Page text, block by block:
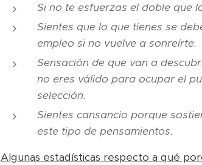
Si no te esfuerzas el doble que
Sientes que lo que tienes se
empleo si no vuelve a sonreírte.
Sensación de que van a
no eres válido para ocupar el
selección.
Sientes cansancio porque
este tipo de pensamientos.
Algunas estadísticas respecto a qué